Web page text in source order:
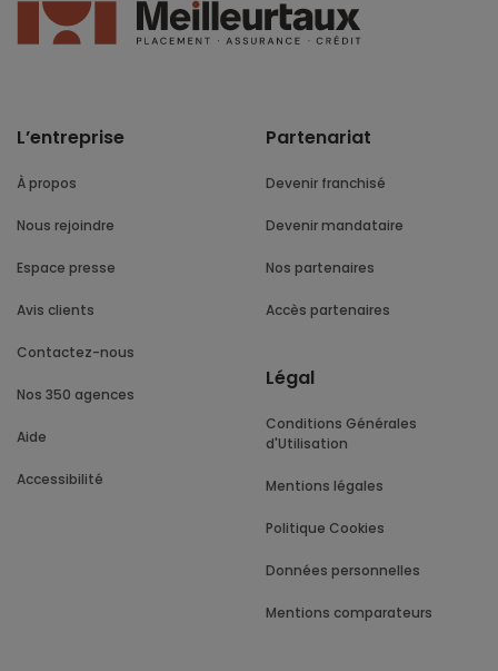
L’entreprise
À propos
Nous rejoindre
Espace presse
Avis clients
Contactez-nous
Nos 350 agences
Aide
Accessibilité
Partenariat
Devenir franchisé
Devenir mandataire
Nos partenaires
Accès partenaires
Légal
Conditions Générales
d'Utilisation
Mentions légales
Politique Cookies
Données personnelles
Mentions comparateurs